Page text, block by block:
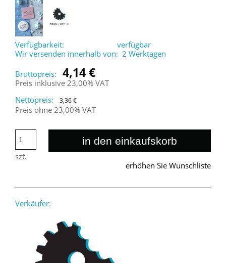
Verfügbarkeit:
verfügbar
Wir versenden innerhalb von: 2 Werktagen
Bruttopreis:
4,14 €
Preis inklusive 23,00% VAT
Nettopreis:
3,36 €
Preis ohne 23,00% VAT
szt.
in den einkaufskorb
erhöhen Sie Wunschliste
Verkäufer: